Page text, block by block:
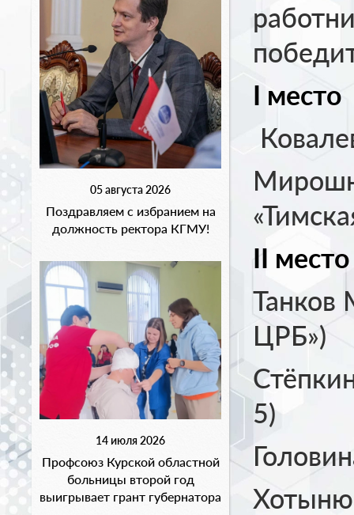
05 августа 2026
Поздравляем с избранием на
должность ректора КГМУ!
14 июля 2026
Профсоюз Курской областной
больницы второй год
выигрывает грант губернатора
I место
II место
ЦРБ»)
5)